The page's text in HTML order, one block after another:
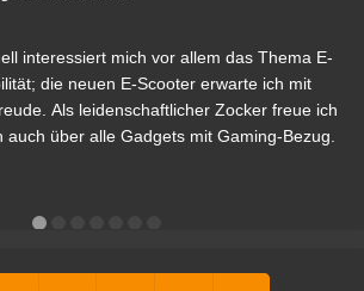
interessiert mich vor allem das Thema E-
die neuen E-Scooter erwarte ich mit
Als leidenschaftlicher Zocker freue ich
auch über alle Gadgets mit Gaming-Bezug.